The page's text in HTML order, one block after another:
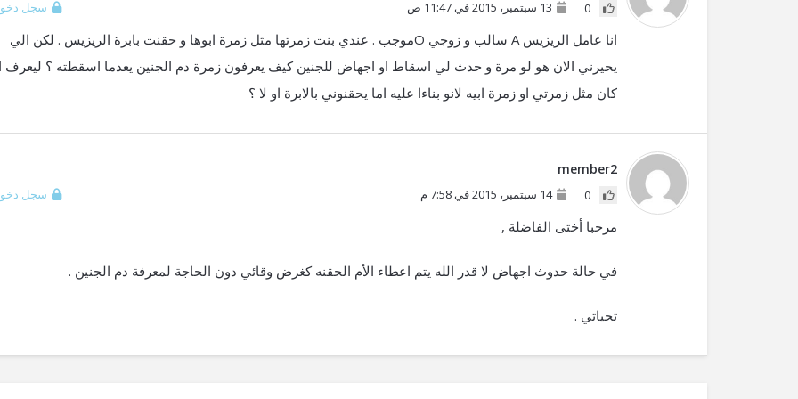
0 13 سبتمبر، 2015 في 11:47 ص سجل
انا عامل الريزيس A سالب و زوجي Oموجب . عندي بنت زمرتها مثل زمرة ابوها و حقنت بابرة الريزيس . لكن الي
يحيرني الان هو لو مرة و حدث لي اسقاط او اجهاض للجنين كيف يعرفون زمرة دم الجنين يعدما اسقطته ؟ ليعرف
كان مثل زمرتي او زمرة ابيه لانو بناءا عليه اما يحقنوني بالابرة او لا ؟
member2
0 14 سبتمبر، 2015 في 7:58 م سجل
مرحبا أختى الفاضلة ,
في حالة حدوث اجهاض لا قدر الله يتم اعطاء الأم الحقنه كغرض وقائي دون الحاجة لمعرفة دم الجنين .
تحياتي .